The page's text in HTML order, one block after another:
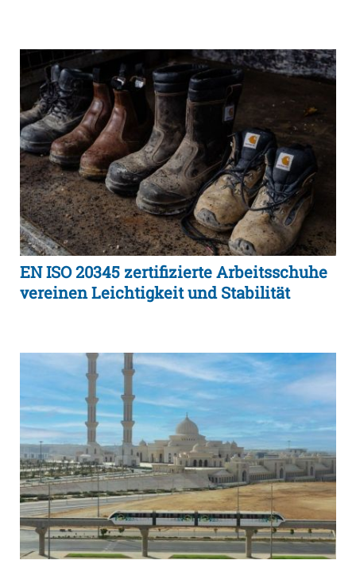
EN ISO 20345 zertifizierte Arbeitsschuhe
vereinen Leichtigkeit und Stabilität